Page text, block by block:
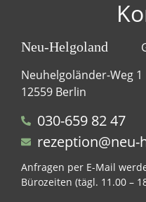
Neu-Helgoland
Neuhelgoländer-Weg 1
12559 Berlin
030-659 82 47
rezeption@neu-
Anfragen per E-Mail
Bürozeiten (tägl. 11.00 –